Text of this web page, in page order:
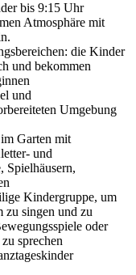
bis 9:15 Uhr
Atmosphäre mit
die Kinder
und bekommen
und
Umgebung
Garten mit
und
Spielhäusern,
Kindergruppe, um
zu singen und zu
oder
sprechen